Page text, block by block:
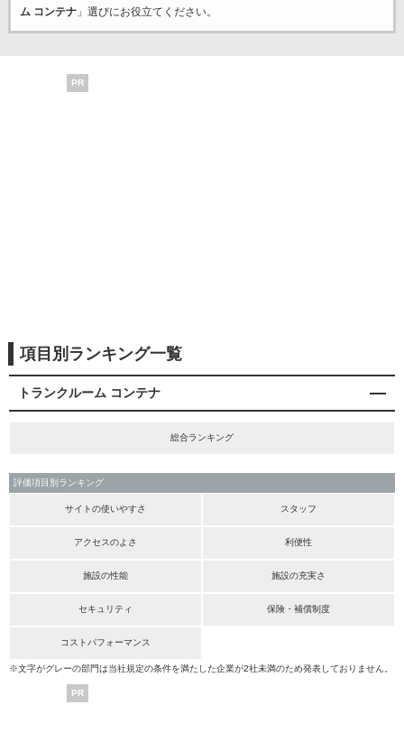
ム コンテナ」選びにお役立てください。
PR
項目別ランキング一覧
トランクルーム コンテナ
総合ランキング
評価項目別ランキング
サイトの使いやすさ スタッフ
アクセスのよさ 利便性
施設の性能 施設の充実さ
セキュリティ 保険・補償制度
コストパフォーマンス
※文字がグレーの部門は当社規定の条件を満たした企業が2社未満のため発表しておりません。
PR